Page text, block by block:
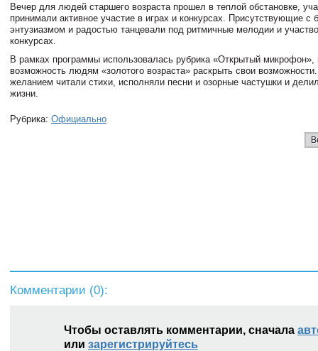
Вечер для людей старшего возраста прошел в теплой обстановке,
принимали активное участие в играх и конкурсах. Присутствующие с
энтузиазмом и радостью танцевали под ритмичные мелодии и
конкурсах.
В рамках программы использовалась рубрика «Открытый микрофон»,
возможность людям «золотого возраста» раскрыть свои
желанием читали стихи, исполняли песни и озорные частушки и
жизни.
Рубрика: Официально
Комментарии (0):
Чтобы оставлять комментарии, сначала
или зарегистрируйтесь